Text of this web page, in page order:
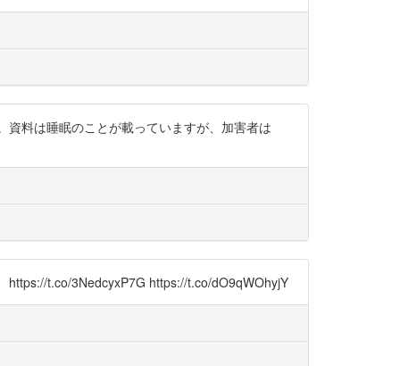
料は睡眠のことが載っていますが、加害者は
t.co/3NedcyxP7G https://t.co/dO9qWOhyjY